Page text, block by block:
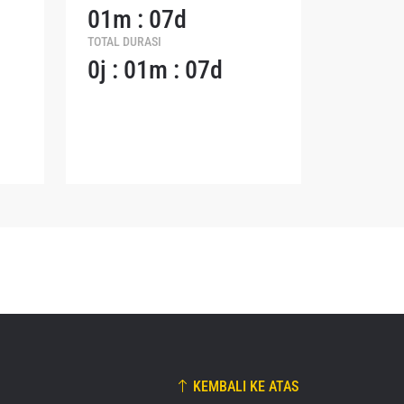
01m : 07d
TOTAL DURASI
0j : 01m : 07d
KEMBALI KE ATAS
dan